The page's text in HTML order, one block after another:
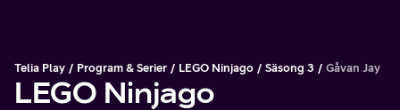
Telia Play Program & Serier LEGO Ninjago Säsong 3 Gåvan Jay
LEGO Ninjago